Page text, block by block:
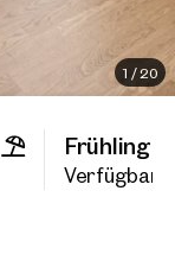
1 /20
Frühling
Adresse